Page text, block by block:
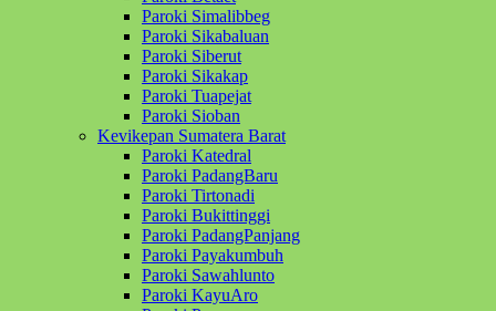
Paroki Simalibbeg
Paroki Sikabaluan
Paroki Siberut
Paroki Sikakap
Paroki Tuapejat
Paroki Sioban
Kevikepan Sumatera Barat
Paroki Katedral
Paroki PadangBaru
Paroki Tirtonadi
Paroki Bukittinggi
Paroki PadangPanjang
Paroki Payakumbuh
Paroki Sawahlunto
Paroki KayuAro